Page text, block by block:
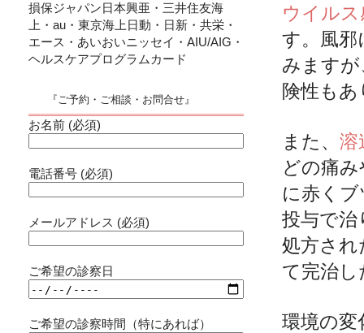
ウイル
す。風邪
みます
険性も
また、 溶
どの痛
に赤く
投与で
処方され
て完治
環境の変
損保ジャパン日本興亜・三井住友海
上・au・東京海上日動・日新・共栄・
エース・あいおいニッセイ・AIU/AIG・
ヘルスケアプログラムカード
『ご予約・ご相談・お問合せ』
お名前 (必須)
電話番号 (必須)
メールアドレス (必須)
ご希望の診察日
ご希望の診察時間（特にあれば）